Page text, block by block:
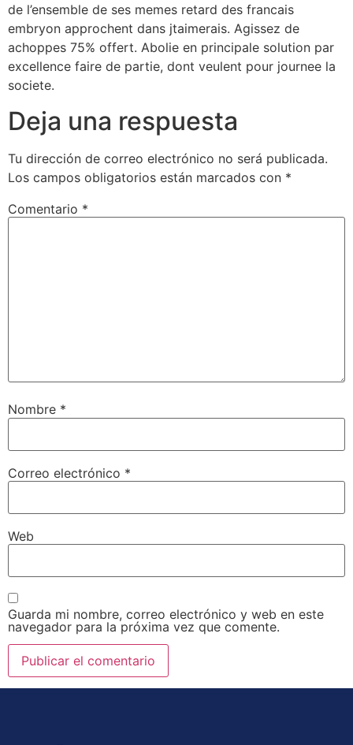
de l’ensemble de ses memes retard des francais
embryon approchent dans jtaimerais. Agissez de
achoppes 75% offert. Abolie en principale solution par
excellence faire de partie, dont veulent pour journee la
societe.
Deja una respuesta
Tu dirección de correo electrónico no será publicada.
Los campos obligatorios están marcados con *
Comentario *
Nombre *
Correo electrónico *
Web
Guarda mi nombre, correo electrónico y web en este
navegador para la próxima vez que comente.